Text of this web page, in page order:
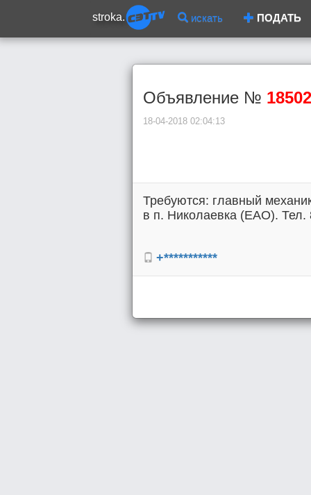
stroka. искать ПОДАТЬ
Объявление № 18502
18-04-2018 02:04:13
Требуются: главный
в п. Николаевка (ЕАО). Тел.
+***********